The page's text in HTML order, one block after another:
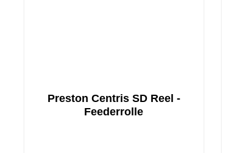
Preston Centris SD Reel -
Feederrolle